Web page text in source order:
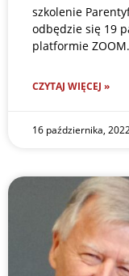
szkolenie
odbędzie się 19
platformie
CZYTAJ WIĘCEJ »
16 października,